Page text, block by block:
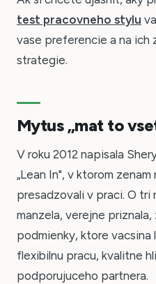
test pracovneho stylu
vase preferencie a na ich
strategie.
Mytus „mat to
V roku 2012 napisala
„Lean In", v ktorom
presadzovali v praci. O tri
manzela, verejne
podmienky, ktore vacsina
flexibilnu pracu, kvalitne
podporujuceho partnera.